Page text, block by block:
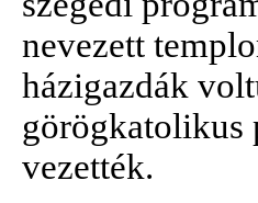
nevezett
házigazdák
görögkatolikus
vezették.